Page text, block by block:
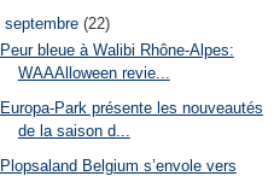
septembre (22)
Peur bleue à Walibi Rhône-Alpes:
WAAAlloween revie...
Europa-Park présente les nouveautés
de la saison d...
Plopsaland Belgium s’envole vers